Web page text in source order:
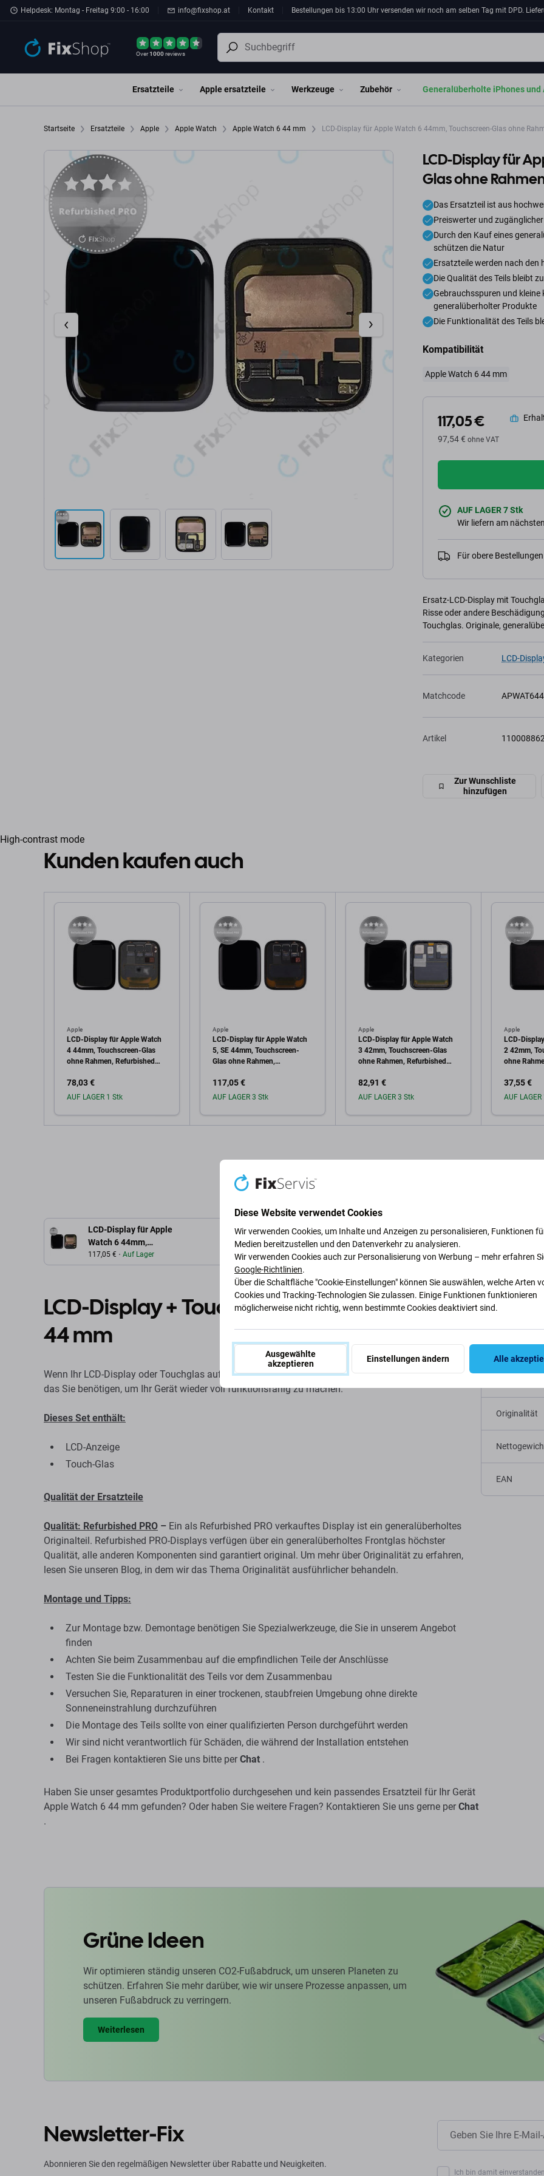
Zum Hauptinhalt springen
Helpdesk: Montag - Freitag 9:00 - 16:00 info@fixshop.at Kontakt Bestellungen bis 13:00 Uhr versenden wir noch am selben Tag mit DPD.
Over1000reviews
Ersatzteile Apple ersatzteile Werkzeuge Zubehör Generalüberholte iPhones und
Startseite Ersatzteile Apple Apple Watch Apple Watch 6 44 mm LCD-Display für Apple Watch 6 44mm, Touchscreen-Glas ohne
LCD-Display für
Glas ohne
Das Ersatzteil ist aus
Preiswerter und
Durch den Kauf eines
schützen die Natur
Ersatzteile werden nach
Die Qualität des Teils bleibt
Gebrauchsspuren und kleine
generalüberholter Produkte
Die Funktionalität des Teils
Kompatibilität
Apple Watch 6 44 mm
117,05 €
97,54 € ohne VAT
AUF LAGER 7 Stk
Wir liefern am
Für obere
Ersatz-LCD-Display mit
Risse oder andere
Touchglas. Originale,
Kategorien LCD-
Matchcode
Artikel
Zur Wunschliste
hinzufügen
High-contrast mode
Kunden kaufen auch
Apple
LCD-Display für Apple Watch
4 44mm, Touchscreen-Glas
ohne Rahmen, Refurbished
78,03 €
AUF LAGER 1 Stk
Apple
LCD-Display für Apple Watch
5, SE 44mm, Touchscreen-
Glas ohne Rahmen,
117,05 €
AUF LAGER 3 Stk
Apple
LCD-Display für Apple Watch
3 42mm, Touchscreen-Glas
ohne Rahmen, Refurbished
82,91 €
AUF LAGER 3 Stk
Apple
LCD-
2 42mm,
ohne
37,55 €
AUF LAGER
LCD-Display für Apple
Watch 6 44mm,
Touchscreen-Glas ohne
Rahmen, Refurbished PRO
117,05 € Auf Lager
Beschreibung und Spezifikation Qualität
LCD-Display + Touchglas für Apple Watch 6
44 mm
Wenn Ihr LCD-Display oder Touchglas auf Ihrem Apple Watch 6 44 mm beschädigt ist, ist dies das Teil,
das Sie benötigen, um Ihr Gerät wieder voll funktionsfähig zu machen.
Dieses Set enthält:
LCD-Anzeige
Touch-Glas
Qualität der Ersatzteile
Qualität: Refurbished PRO – Ein als Refurbished PRO verkauftes Display ist ein generalüberholtes
Originalteil. Refurbished PRO-Displays verfügen über ein generalüberholtes Frontglas höchster
Qualität, alle anderen Komponenten sind garantiert original. Um mehr über Originalität zu erfahren,
lesen Sie unseren Blog, in dem wir das Thema Originalität ausführlicher behandeln.
Montage und Tipps:
Zur Montage bzw. Demontage benötigen Sie Spezialwerkzeuge, die Sie in unserem Angebot
finden
Achten Sie beim Zusammenbau auf die empfindlichen Teile der Anschlüsse
Testen Sie die Funktionalität des Teils vor dem Zusammenbau
Versuchen Sie, Reparaturen in einer trockenen, staubfreien Umgebung ohne direkte
Sonneneinstrahlung durchzuführen
Die Montage des Teils sollte von einer qualifizierten Person durchgeführt werden
Wir sind nicht verantwortlich für Schäden, die während der Installation entstehen
Bei Fragen kontaktieren Sie uns bitte per Chat .
Haben Sie unser gesamtes Produktportfolio durchgesehen und kein passendes Ersatzteil für Ihr Gerät
Apple Watch 6 44 mm gefunden? Oder haben Sie weitere Fragen? Kontaktieren Sie uns gerne per Chat
.
Originalität
EAN
Grüne Ideen
Wir optimieren ständig unseren CO2-Fußabdruck, um unseren Planeten zu
schützen. Erfahren Sie mehr darüber, wie wir unsere Prozesse anpassen, um
unseren Fußabdruck zu verringern.
Weiterlesen
Newsletter-Fix
Abonnieren Sie den regelmäßigen Newsletter über Rabatte und Neuigkeiten.
Ich bin damit
Diese Website verwendet Cookies
Wir verwenden Cookies, um Inhalte und Anzeigen zu personalisieren, Funktionen
Medien bereitzustellen und den Datenverkehr zu analysieren.
Wir verwenden Cookies auch zur Personalisierung von Werbung – mehr erfahren
Google-Richtlinien.
Über die Schaltfläche "Cookie-Einstellungen" können Sie auswählen, welche Arten
Cookies und Tracking-Technologien Sie zulassen. Einige Funktionen funktionieren
möglicherweise nicht richtig, wenn bestimmte Cookies deaktiviert sind.
Ausgewählte
akzeptieren
Einstellungen ändern Alle